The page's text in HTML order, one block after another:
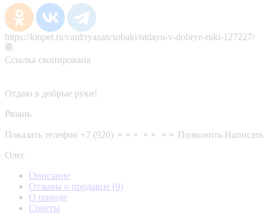
https://kinpet.ru/card/ryazan/sobaki/otdayu-v-dobrye-ruki-127227/
Ссылка скопирована
Отдаю в добрые руки!
Рязань
Показать телефон +7 (920) ⚬⚬⚬ ⚬⚬ ⚬⚬ Позвонить Написать
Олег
Описание
Отзывы о продавце (0)
О породе
Советы